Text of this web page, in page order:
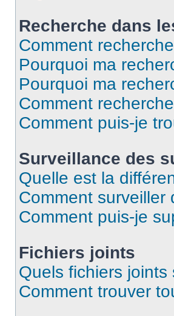
Recherche dans
Comment
Pourquoi ma
Pourquoi ma
Comment
Comment puis-je
Surveillance des
Quelle est la
Comment surveiller
Comment puis-je
Fichiers joints
Quels fichiers
Comment trouver